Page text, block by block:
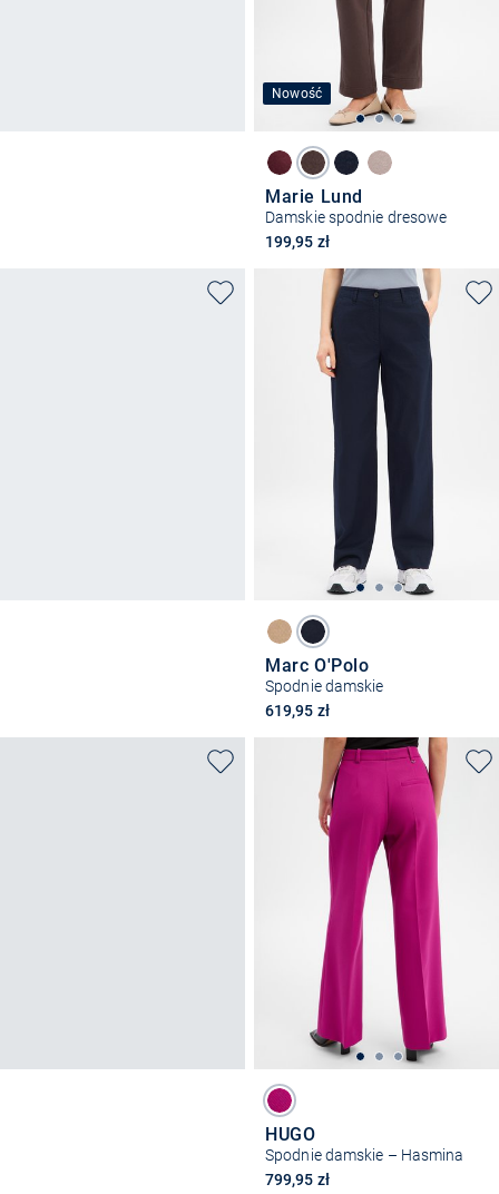
Nowość
Marie Lund
Damskie spodnie dresowe
199,95 zł
Marc O'Polo
Spodnie damskie
619,95 zł
HUGO
Spodnie damskie – Hasmina
799,95 zł